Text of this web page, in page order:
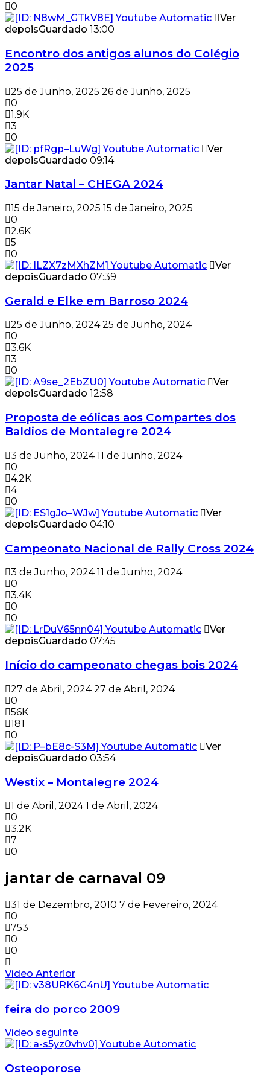
0
Ver
depoisGuardado 13:00
Encontro dos antigos alunos do Colégio
2025
25 de Junho, 2025 26 de Junho, 2025
0
1.9K
3
0
Ver
depoisGuardado 09:14
Jantar Natal – CHEGA 2024
15 de Janeiro, 2025 15 de Janeiro, 2025
0
2.6K
5
0
Ver
depoisGuardado 07:39
Gerald e Elke em Barroso 2024
25 de Junho, 2024 25 de Junho, 2024
0
3.6K
3
0
Ver
depoisGuardado 12:58
Proposta de eólicas aos Compartes dos
Baldios de Montalegre 2024
3 de Junho, 2024 11 de Junho, 2024
0
4.2K
4
0
Ver
depoisGuardado 04:10
Campeonato Nacional de Rally Cross 2024
3 de Junho, 2024 11 de Junho, 2024
0
3.4K
0
0
Ver
depoisGuardado 07:45
Início do campeonato chegas bois 2024
27 de Abril, 2024 27 de Abril, 2024
0
56K
181
0
Ver
depoisGuardado 03:54
Westix – Montalegre 2024
1 de Abril, 2024 1 de Abril, 2024
0
3.2K
7
0
jantar de carnaval 09
31 de Dezembro, 2010 7 de Fevereiro, 2024
0
753
0
0
Vídeo Anterior
feira do porco 2009
Vídeo seguinte
Osteoporose